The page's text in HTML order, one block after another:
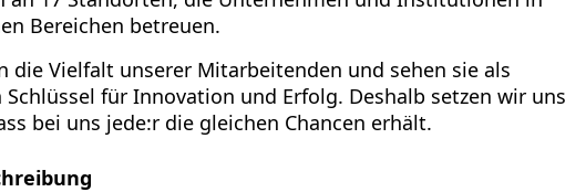
Bereichen betreuen.
die Vielfalt unserer Mitarbeitenden und sehen sie als
Schlüssel für Innovation und Erfolg. Deshalb setzen wir uns
bei uns jede:r die gleichen Chancen erhält.